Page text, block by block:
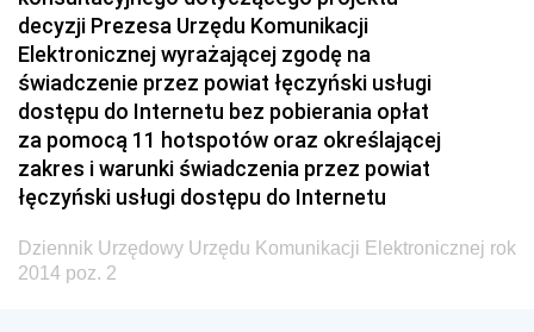
2023
2022
2021
2020
2019
2018
2017
decyzji Prezesa Urzędu Komunikacji
Elektronicznej wyrażającej zgodę na
świadczenie przez powiat łęczyński usługi
dostępu do Internetu bez pobierania opłat
za pomocą 11 hotspotów oraz określającej
zakres i warunki świadczenia przez powiat
łęczyński usługi dostępu do Internetu
Dziennik Urzędowy Urzędu Komunikacji Elektronicznej rok
2014 poz. 2